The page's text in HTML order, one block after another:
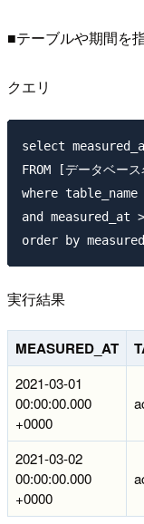
■テーブルや期間を
クエリ
select
FROM [データベ
where
and
order by
実行結果
MEASURED_AT
2021-03-01
00:00:00.000
+0000
2021-03-02
00:00:00.000
+0000